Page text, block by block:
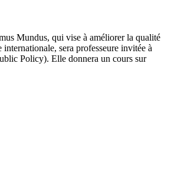
Mundus, qui vise à améliorer la qualité
sera professeure invitée à
Policy). Elle donnera un cours sur